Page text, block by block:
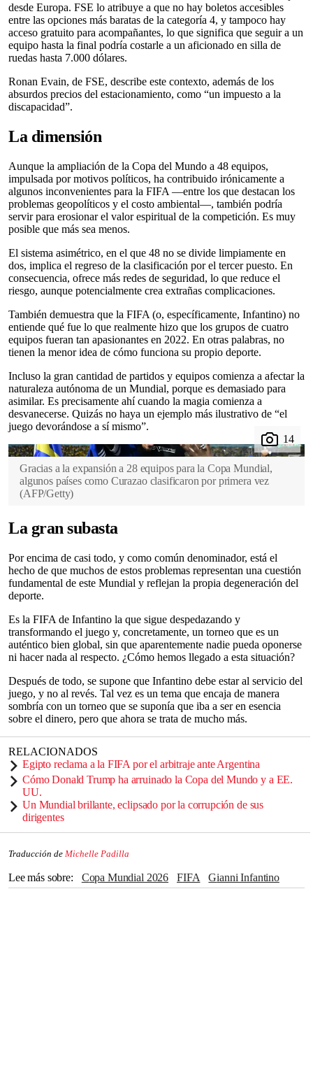
desde Europa. FSE lo atribuye a que no hay boletos accesibles
entre las opciones más baratas de la categoría 4, y tampoco hay
acceso gratuito para acompañantes, lo que significa que seguir a un
equipo hasta la final podría costarle a un aficionado en silla de
ruedas hasta 7.000 dólares.
Ronan Evain, de FSE, describe este contexto, además de los
absurdos precios del estacionamiento, como “un impuesto a la
discapacidad”.
La dimensión
Aunque la ampliación de la Copa del Mundo a 48 equipos,
impulsada por motivos políticos, ha contribuido irónicamente a
algunos inconvenientes para la FIFA —entre los que destacan los
problemas geopolíticos y el costo ambiental—, también podría
servir para erosionar el valor espiritual de la competición. Es muy
posible que más sea menos.
El sistema asimétrico, en el que 48 no se divide limpiamente en
dos, implica el regreso de la clasificación por el tercer puesto. En
consecuencia, ofrece más redes de seguridad, lo que reduce el
riesgo, aunque potencialmente crea extrañas complicaciones.
También demuestra que la FIFA (o, específicamente, Infantino) no
entiende qué fue lo que realmente hizo que los grupos de cuatro
equipos fueran tan apasionantes en 2022. En otras palabras, no
tienen la menor idea de cómo funciona su propio deporte.
Incluso la gran cantidad de partidos y equipos comienza a afectar la
naturaleza autónoma de un Mundial, porque es demasiado para
asimilar. Es precisamente ahí cuando la magia comienza a
desvanecerse. Quizás no haya un ejemplo más ilustrativo de “el
juego devorándose a sí mismo”.
Gracias a la expansión a 28 equipos para la Copa Mundial,
algunos países como Curazao clasificaron por primera vez
(AFP/Getty)
La gran subasta
Por encima de casi todo, y como común denominador, está el
hecho de que muchos de estos problemas representan una cuestión
fundamental de este Mundial y reflejan la propia degeneración del
deporte.
Es la FIFA de Infantino la que sigue despedazando y
transformando el juego y, concretamente, un torneo que es un
auténtico bien global, sin que aparentemente nadie pueda oponerse
ni hacer nada al respecto. ¿Cómo hemos llegado a esta situación?
Después de todo, se supone que Infantino debe estar al servicio del
juego, y no al revés. Tal vez es un tema que encaja de manera
sombría con un torneo que se suponía que iba a ser en esencia
sobre el dinero, pero que ahora se trata de mucho más.
RELACIONADOS
Egipto reclama a la FIFA por el arbitraje ante Argentina
Cómo Donald Trump ha arruinado la Copa del Mundo y a EE.
UU.
Un Mundial brillante, eclipsado por la corrupción de sus
dirigentes
Traducción de Michelle Padilla
Lee más sobre Copa Mundial 2026 FIFA
Gianni Infantino